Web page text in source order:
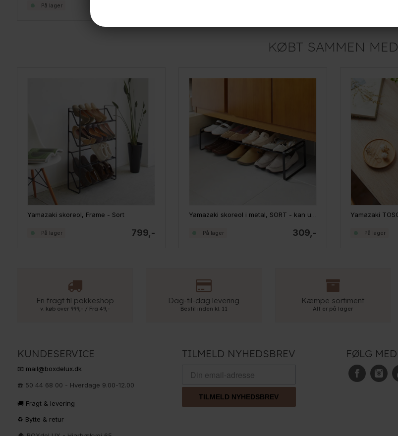
På lager
KØBT SAMMEN MED
Yamazaki skoreol, Frame - Sort
799,-
På lager
Yamazaki skoreol i metal, SORT - kan udvides - LOW
309,-
På lager På lager
Fri fragt til pakkeshop
v. køb over 999,- / Fra 49,-
Dag-til-dag levering
Bestil inden kl. 11
Kæmpe sortiment
Alt er på lager
KUNDESERVICE
📧 mail@boxdelux.dk
☎️ 50 44 68 00 - Hverdage 9.00-12.00
🚚 Fragt & levering
♻️ Bytte & retur
TILMELD NYHEDSBREV
TILMELD NYHEDSBREV
FØLG MED